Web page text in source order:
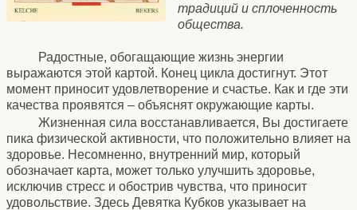
традиций и сплоченность
общества.
Радостные, обогащающие жизнь энергии
выражаются этой картой. Конец цикла достигнут. Этот
момент приносит удовлетворение и счастье. Как и где эти
качества проявятся – объяснят окружающие карты.
Жизненная сила восстанавливается, Вы достигаете
пика физической активности, что положительно влияет на
здоровье. Несомненно, внутренний мир, который
обозначает карта, может только улучшить здоровье,
исключив стресс и обострив чувства, что приносит
удовольствие. Здесь Девятка Кубков указывает на